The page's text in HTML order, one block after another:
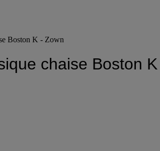
chaise Boston